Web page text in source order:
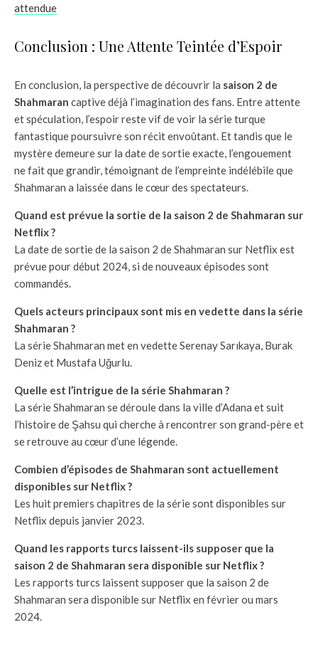
attendue
Conclusion : Une Attente Teintée d’Espoir
En conclusion, la perspective de découvrir la saison 2 de
Shahmaran captive déjà l’imagination des fans. Entre attente
et spéculation, l’espoir reste vif de voir la série turque
fantastique poursuivre son récit envoûtant. Et tandis que le
mystère demeure sur la date de sortie exacte, l’engouement
ne fait que grandir, témoignant de l’empreinte indélébile que
Shahmaran a laissée dans le cœur des spectateurs.
Quand est prévue la sortie de la saison 2 de Shahmaran sur
Netflix ?
La date de sortie de la saison 2 de Shahmaran sur Netflix est
prévue pour début 2024, si de nouveaux épisodes sont
commandés.
Quels acteurs principaux sont mis en vedette dans la série
Shahmaran ?
La série Shahmaran met en vedette Serenay Sarıkaya, Burak
Deniz et Mustafa Uğurlu.
Quelle est l’intrigue de la série Shahmaran ?
La série Shahmaran se déroule dans la ville d’Adana et suit
l’histoire de Şahsu qui cherche à rencontrer son grand-père et
se retrouve au cœur d’une légende.
Combien d’épisodes de Shahmaran sont actuellement
disponibles sur Netflix ?
Les huit premiers chapitres de la série sont disponibles sur
Netflix depuis janvier 2023.
Quand les rapports turcs laissent-ils supposer que la
saison 2 de Shahmaran sera disponible sur Netflix ?
Les rapports turcs laissent supposer que la saison 2 de
Shahmaran sera disponible sur Netflix en février ou mars
2024.